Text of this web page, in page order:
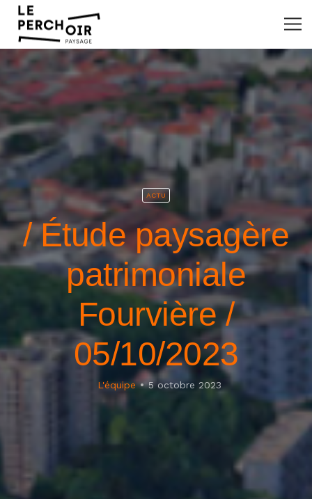
ACTU
/ Étude paysagère
patrimoniale
Fourvière /
05/10/2023
L'équipe 5 octobre 2023